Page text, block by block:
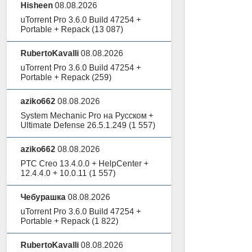
Hisheen 08.08.2026
uTorrent Pro 3.6.0 Build 47254 +
Portable + Repack (13 087)
RubertoKavalli 08.08.2026
uTorrent Pro 3.6.0 Build 47254 +
Portable + Repack (259)
aziko662 08.08.2026
System Mechanic Pro на Русском +
Ultimate Defense 26.5.1.249 (1 557)
aziko662 08.08.2026
PTC Creo 13.4.0.0 + HelpCenter +
12.4.4.0 + 10.0.11 (1 557)
Чебурашка 08.08.2026
uTorrent Pro 3.6.0 Build 47254 +
Portable + Repack (1 822)
RubertoKavalli 08.08.2026